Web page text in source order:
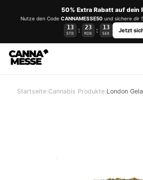
50% Extra Rabatt auf dein
Nutze den Code CANNAMESSE50 und sichere dir
13
STD : 23
MIN : 13
SEK Jetzt
Startseite›Cannabis Produkte›London